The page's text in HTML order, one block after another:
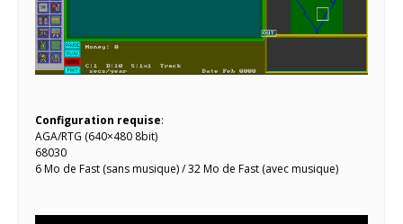
Configuration requise:
AGA/RTG (640×480 8bit)
68030
6 Mo de Fast (sans musique) / 32 Mo de Fast (avec musique)